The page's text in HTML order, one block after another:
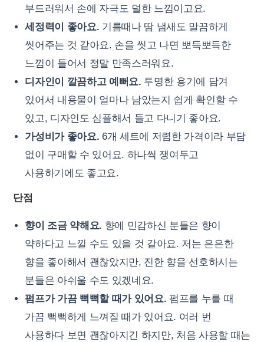
부드러워서 손에 자극도 덜한 느낌이고요.
세정력이 좋아요. 기름때나 땀 냄새도 말끔하게
씻어주는 것 같아요. 손을 씻고 나면 뽀득뽀득한
느낌이 들어서 정말 만족스러워요.
디자인이 깔끔하고 예뻐요. 투명한 용기에 담겨
있어서 내용물이 얼마나 남았는지 쉽게 확인할 수
있고, 디자인도 심플해서 들고 다니기 좋아요.
가성비가 좋아요. 6개 세트에 저렴한 가격이라 부담
없이 구매할 수 있어요. 하나씩 쟁여두고
사용하기에도 좋고요.
단점
향이 조금 약해요. 향에 민감하신 분들은 향이
약하다고 느낄 수도 있을 것 같아요. 저는 은은한
향을 좋아해서 괜찮았지만, 진한 향을 선호하시는
분들은 아쉬울 수도 있겠네요.
펌프가 가끔 뻑뻑할 때가 있어요. 펌프를 누를 때
가끔 뻑뻑하게 느껴질 때가 있어요. 여러 번
사용하다 보면 괜찮아지긴 하지만, 처음 사용할 때는